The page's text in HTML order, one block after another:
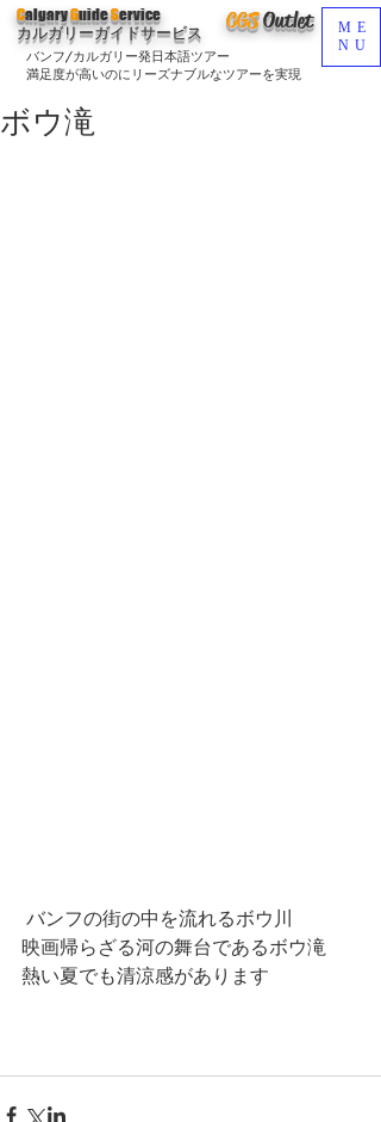
CGSOutlet
バンフ/カルガリー発日本語ツアー
満足度が高いのにリーズナブルなツアーを実現
CalgaryGuideService
カルガリーガイドサービス
ME
NU
ボウ滝
バンフの街の中を流れるボウ川
映画帰らざる河の舞台であるボウ滝
熱い夏でも清涼感があります